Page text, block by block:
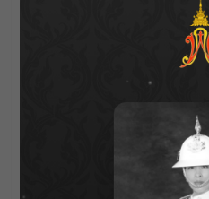
ลาโลกนี้ ให้ใส่บาตรสิ่งนั้นไว้ตอน
ราชเลขานุการในพระองค์ฯ ติด
ทรายใต้ เสริมความมั่นคงน้ำเพช
กรมชลฯ เกาะติดฝนทั่วประเทศ